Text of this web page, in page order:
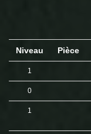
Niveau Pièce
1
0
1